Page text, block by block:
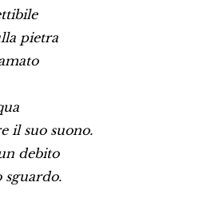
pietra
il suo suono.
debito
sguardo.